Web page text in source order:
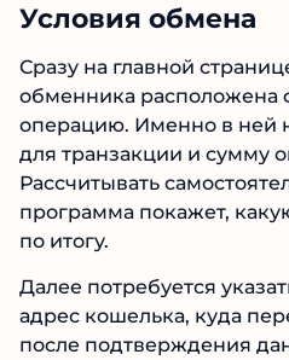
Условия обмена
Сразу на главной
обменника расположена
операцию. Именно в ней
для транзакции и сумму
Рассчитывать
программа покажет,
по итогу.
Далее потребуется
адрес кошелька, куда
после подтверждения